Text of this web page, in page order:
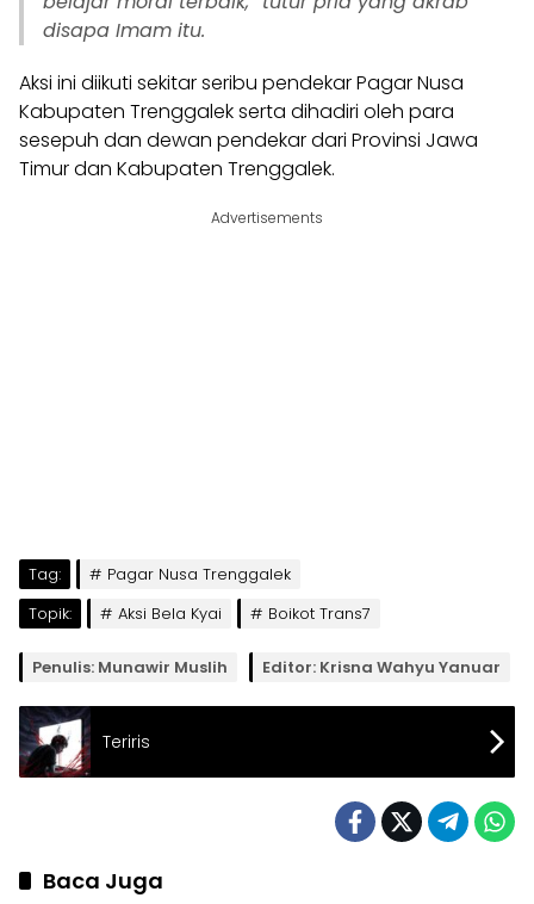
disapa Imam itu.
Aksi ini diikuti sekitar seribu pendekar Pagar Nusa
Kabupaten Trenggalek serta dihadiri oleh para
sesepuh dan dewan pendekar dari Provinsi Jawa
Timur dan Kabupaten Trenggalek.
Advertisements
Tag:
Pagar Nusa Trenggalek
Topik:
Aksi Bela Kyai Boikot Trans7
Penulis: Munawir Muslih Editor: Krisna Wahyu Yanuar
Teriris
Baca Juga